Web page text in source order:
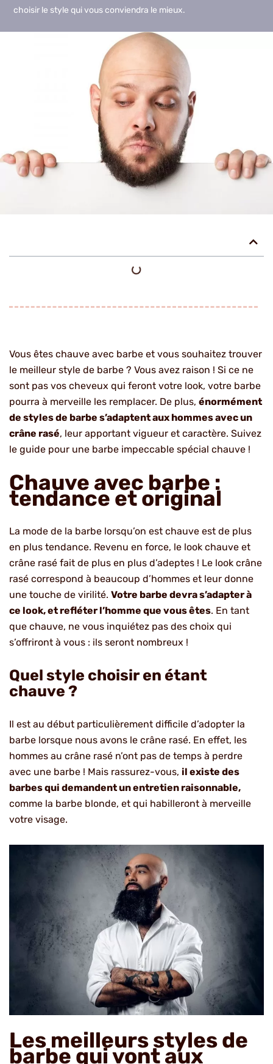
choisir le style qui vous conviendra le mieux.
Vous êtes chauve avec barbe et vous souhaitez trouver
le meilleur style de barbe ? Vous avez raison ! Si ce ne
sont pas vos cheveux qui feront votre look, votre barbe
pourra à merveille les remplacer. De plus, énormément
de styles de barbe s’adaptent aux hommes avec un
crâne rasé, leur apportant vigueur et caractère. Suivez
le guide pour une barbe impeccable spécial chauve !
Chauve avec barbe :
tendance et original
La mode de la barbe lorsqu’on est chauve est de plus
en plus tendance. Revenu en force, le look chauve et
crâne rasé fait de plus en plus d’adeptes ! Le look crâne
rasé correspond à beaucoup d’hommes et leur donne
une touche de virilité. Votre barbe devra s’adapter à
ce look, et refléter l’homme que vous êtes. En tant
que chauve, ne vous inquiétez pas des choix qui
s’offriront à vous : ils seront nombreux !
Quel style choisir en étant
chauve ?
Il est au début particulièrement difficile d’adopter la
barbe lorsque nous avons le crâne rasé. En effet, les
hommes au crâne rasé n’ont pas de temps à perdre
avec une barbe ! Mais rassurez-vous, il existe des
barbes qui demandent un entretien raisonnable,
comme la barbe blonde, et qui habilleront à merveille
votre visage.
Les meilleurs styles de
barbe qui vont aux